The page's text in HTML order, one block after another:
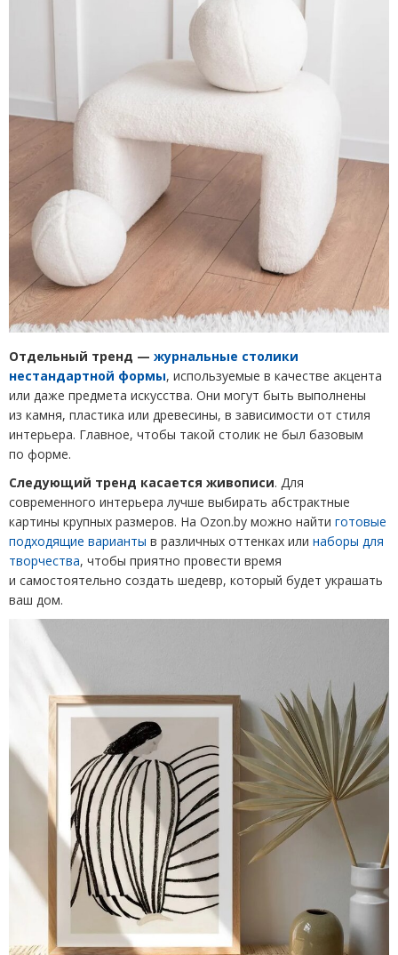
Отдельный тренд — журнальные столики
нестандартной формы, используемые в качестве акцента
или даже предмета искусства. Они могут быть выполнены
из камня, пластика или древесины, в зависимости от стиля
интерьера. Главное, чтобы такой столик не был базовым
по форме.
Следующий тренд касается живописи. Для
современного интерьера лучше выбирать абстрактные
картины крупных размеров. На Ozon.by можно найти готовые
подходящие варианты в различных оттенках или наборы для
творчества, чтобы приятно провести время
и самостоятельно создать шедевр, который будет украшать
ваш дом.